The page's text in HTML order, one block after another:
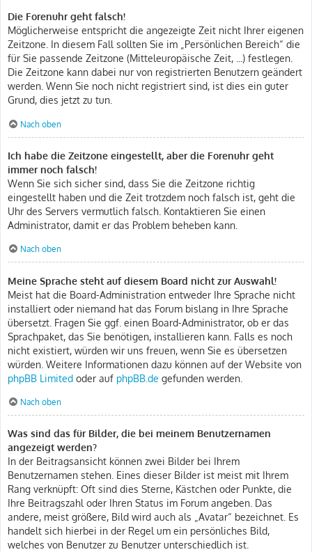
Die Forenuhr geht falsch!
Möglicherweise entspricht die angezeigte Zeit nicht Ihrer eigenen
Zeitzone. In diesem Fall sollten Sie im „Persönlichen Bereich“ die
für Sie passende Zeitzone (Mitteleuropäische Zeit, ...) festlegen.
Die Zeitzone kann dabei nur von registrierten Benutzern geändert
werden. Wenn Sie noch nicht registriert sind, ist dies ein guter
Grund, dies jetzt zu tun.
Nach oben
Ich habe die Zeitzone eingestellt, aber die Forenuhr geht
immer noch falsch!
Wenn Sie sich sicher sind, dass Sie die Zeitzone richtig
eingestellt haben und die Zeit trotzdem noch falsch ist, geht die
Uhr des Servers vermutlich falsch. Kontaktieren Sie einen
Administrator, damit er das Problem beheben kann.
Nach oben
Meine Sprache steht auf diesem Board nicht zur Auswahl!
Meist hat die Board-Administration entweder Ihre Sprache nicht
installiert oder niemand hat das Forum bislang in Ihre Sprache
übersetzt. Fragen Sie ggf. einen Board-Administrator, ob er das
Sprachpaket, das Sie benötigen, installieren kann. Falls es noch
nicht existiert, würden wir uns freuen, wenn Sie es übersetzen
würden. Weitere Informationen dazu können auf der Website von
phpBB Limited oder auf phpBB.de gefunden werden.
Nach oben
Was sind das für Bilder, die bei meinem Benutzernamen
angezeigt werden?
In der Beitragsansicht können zwei Bilder bei Ihrem
Benutzernamen stehen. Eines dieser Bilder ist meist mit Ihrem
Rang verknüpft: Oft sind dies Sterne, Kästchen oder Punkte, die
Ihre Beitragszahl oder Ihren Status im Forum angeben. Das
andere, meist größere, Bild wird auch als „Avatar“ bezeichnet. Es
handelt sich hierbei in der Regel um ein persönliches Bild,
welches von Benutzer zu Benutzer unterschiedlich ist.